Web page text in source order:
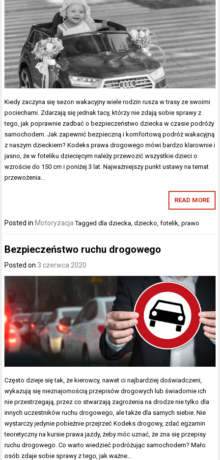
Kiedy zaczyna się sezon wakacyjny wiele rodzin rusza w trasy ze swoimi
pociechami. Zdarzają się jednak tacy, którzy nie zdają sobie sprawy z
tego, jak poprawnie zadbać o bezpieczeństwo dziecka w czasie podróży
samochodem. Jak zapewnić bezpieczną i komfortową podróż wakacyjną
z naszym dzieckiem? Kodeks prawa drogowego mówi bardzo klarownie i
jasno, że w foteliku dziecięcym należy przewozić wszystkie dzieci o
wzroście do 150 cm i poniżej 3 lat. Najważniejszy punkt ustawy na temat
przewożenia…
READ MORE
Posted in Motoryzacja Taggeddla dziecka,dziecko,fotelik,prawo
Bezpieczeństwo ruchu drogowego
Posted on 3 czerwca 2020
Często dzieje się tak, że kierowcy, nawet ci najbardziej doświadczeni,
wykazują się nieznajomością przepisów drogowych lub świadomie ich
nie przestrzegają, przez co stwarzają zagrożenia na drodze nie tylko dla
innych uczestników ruchu drogowego, ale także dla samych siebie. Nie
wystarczy jedynie pobieżnie przejrzeć Kodeks drogowy, zdać egzamin
teoretyczny na kursie prawa jazdy, żeby móc uznać, że zna się przepisy
ruchu drogowego. Co warto wiedzieć podróżując samochodem? Mało
osób zdaje sobie sprawy z tego, jak ważne…